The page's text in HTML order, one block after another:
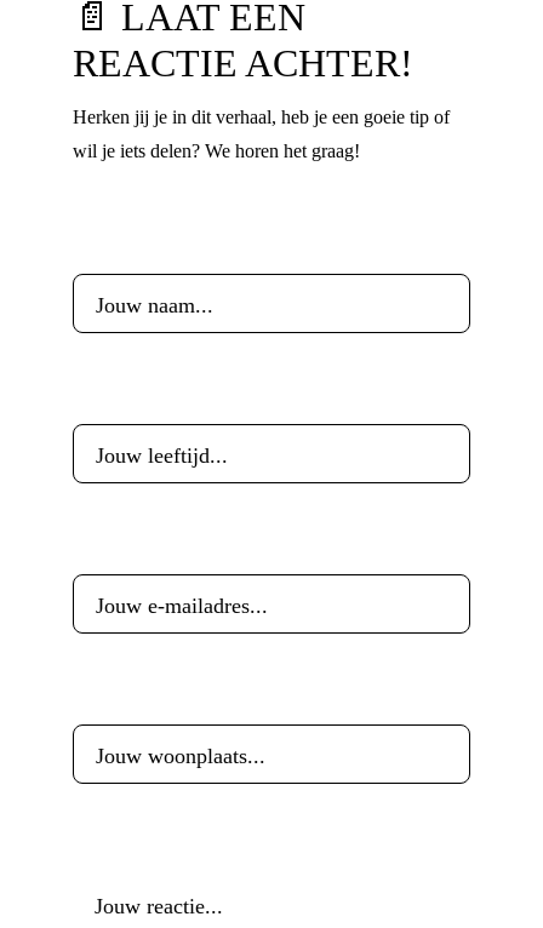
📄 LAAT EEN
REACTIE ACHTER!
Herken jij je in dit verhaal, heb je een goeie tip of
wil je iets delen? We horen het graag!